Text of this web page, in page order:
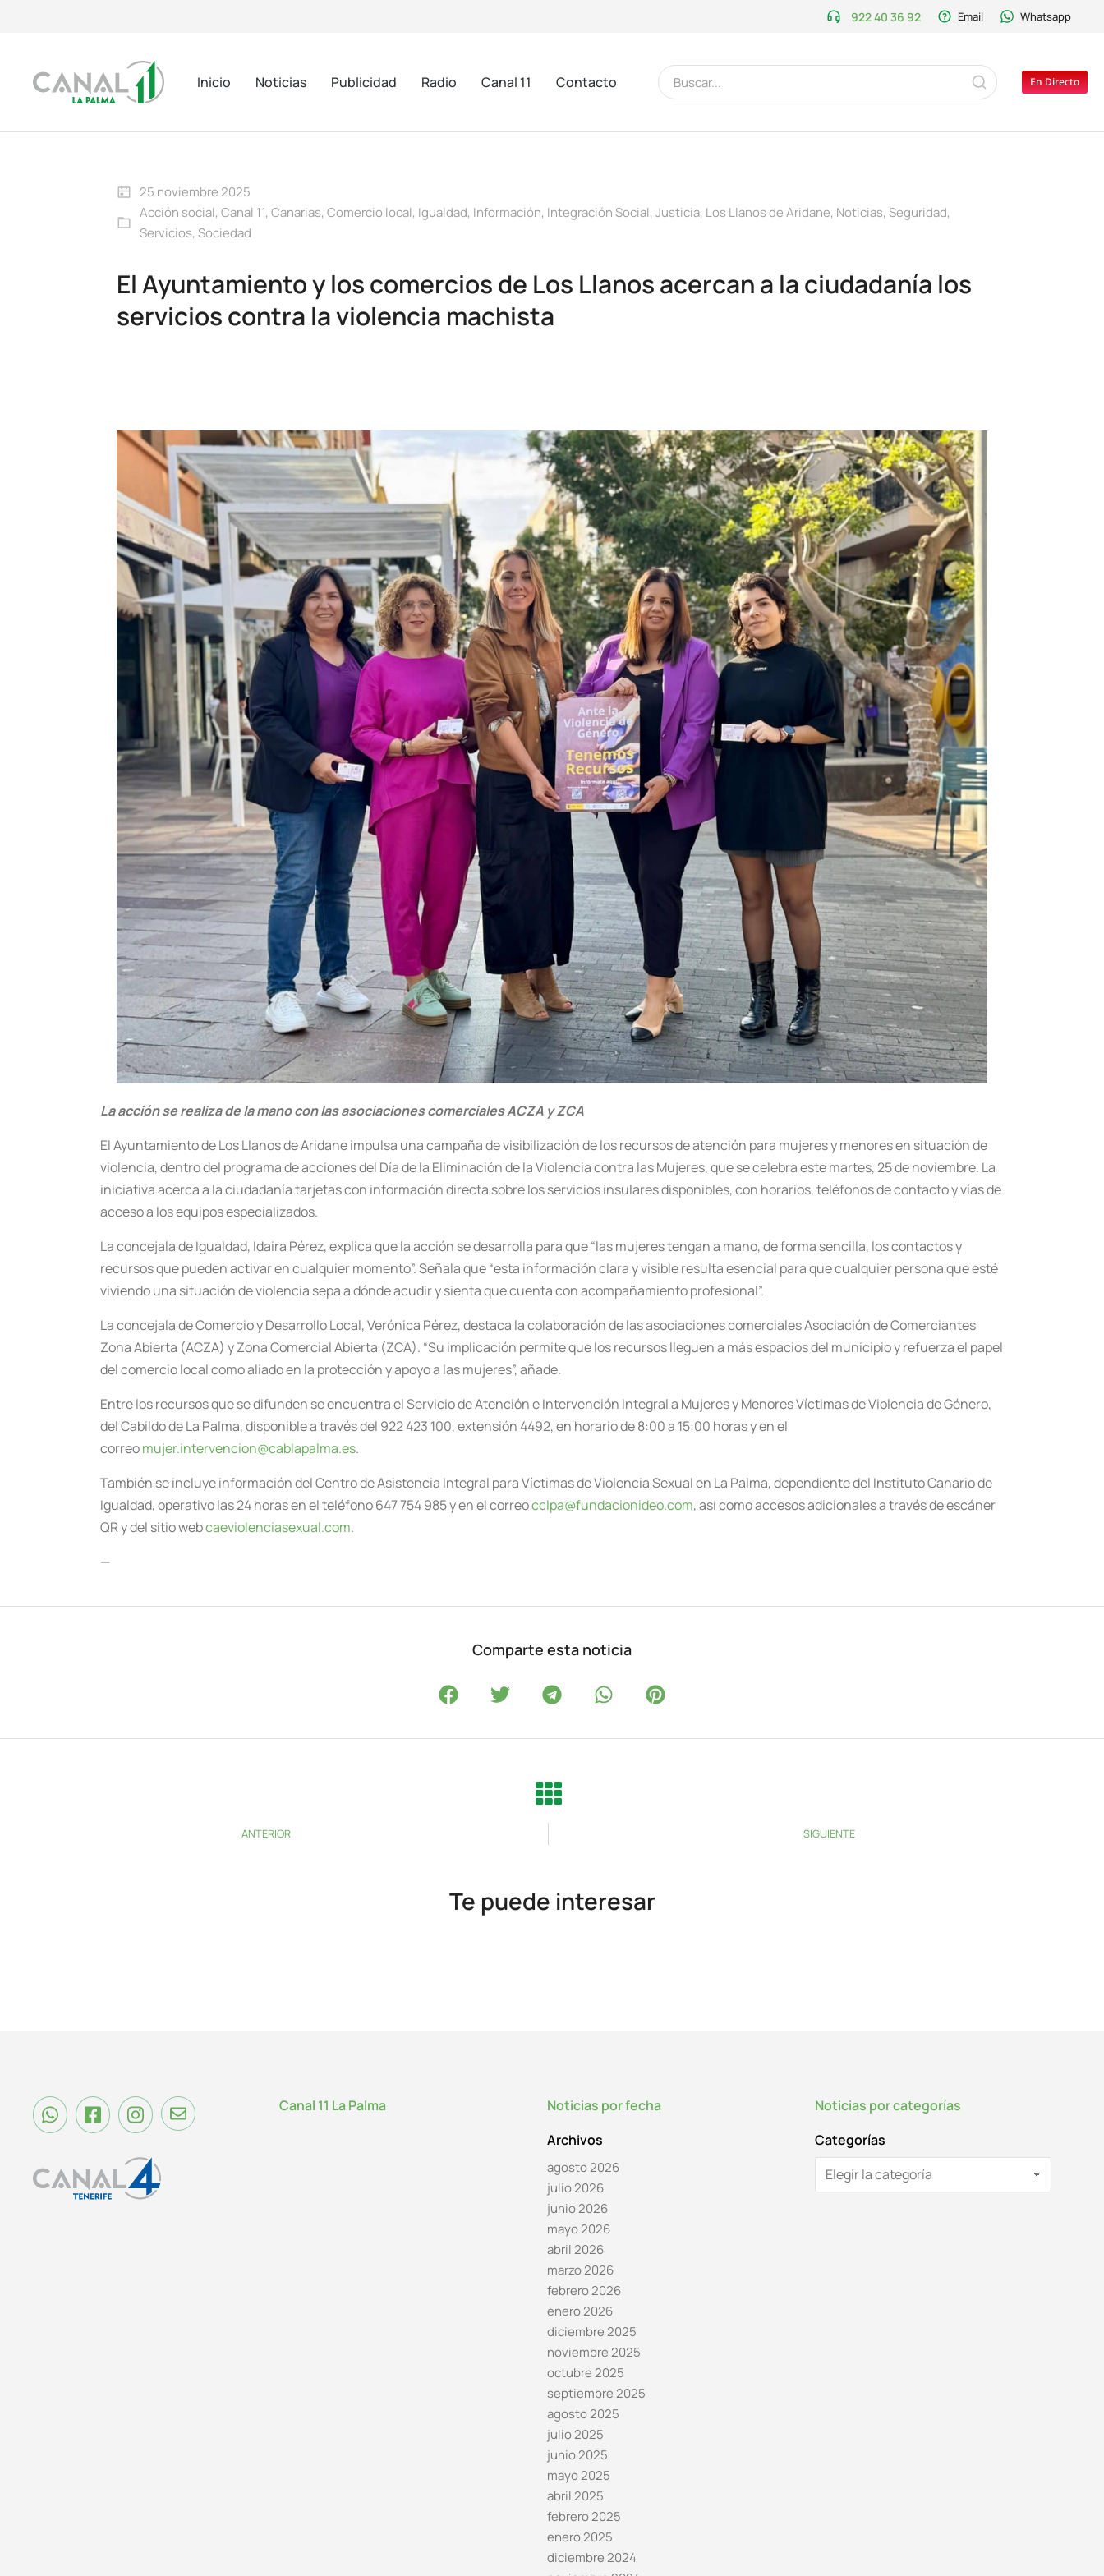
922 40 36 92 Email Whatsapp
Inicio Noticias Publicidad Radio Canal 11 Contacto En Directo
25 noviembre 2025
Acción social, Canal 11, Canarias, Comercio local, Igualdad, Información, Integración Social, Justicia, Los Llanos de Aridane, Noticias, Seguridad,
Servicios, Sociedad
El Ayuntamiento y los comercios de Los Llanos acercan a la ciudadanía los
servicios contra la violencia machista
La acción se realiza de la mano con las asociaciones comerciales ACZA y ZCA
El Ayuntamiento de Los Llanos de Aridane impulsa una campaña de visibilización de los recursos de atención para mujeres y menores en situación de
violencia, dentro del programa de acciones del Día de la Eliminación de la Violencia contra las Mujeres, que se celebra este martes, 25 de noviembre. La
iniciativa acerca a la ciudadanía tarjetas con información directa sobre los servicios insulares disponibles, con horarios, teléfonos de contacto y vías de
acceso a los equipos especializados.
La concejala de Igualdad, Idaira Pérez, explica que la acción se desarrolla para que “las mujeres tengan a mano, de forma sencilla, los contactos y
recursos que pueden activar en cualquier momento”. Señala que “esta información clara y visible resulta esencial para que cualquier persona que esté
viviendo una situación de violencia sepa a dónde acudir y sienta que cuenta con acompañamiento profesional”.
La concejala de Comercio y Desarrollo Local, Verónica Pérez, destaca la colaboración de las asociaciones comerciales Asociación de Comerciantes
Zona Abierta (ACZA) y Zona Comercial Abierta (ZCA). “Su implicación permite que los recursos lleguen a más espacios del municipio y refuerza el papel
del comercio local como aliado en la protección y apoyo a las mujeres”, añade.
Entre los recursos que se difunden se encuentra el Servicio de Atención e Intervención Integral a Mujeres y Menores Víctimas de Violencia de Género,
del Cabildo de La Palma, disponible a través del 922 423 100, extensión 4492, en horario de 8:00 a 15:00 horas y en el
correomujer.intervencion@cablapalma.es.
También se incluye información del Centro de Asistencia Integral para Víctimas de Violencia Sexual en La Palma, dependiente del Instituto Canario de
Igualdad, operativo las 24 horas en el teléfono 647 754 985 y en el correocclpa@fundacionideo.com, así como accesos adicionales a través de escáner
QR y del sitio webcaeviolenciasexual.com.
—
Comparte esta noticia
ANTERIOR SIGUIENTE
Te puede interesar
Canal 11 La Palma
Noticias por fecha
Archivos
agosto 2026
julio 2026
junio 2026
mayo 2026
abril 2026
marzo 2026
febrero 2026
enero 2026
diciembre 2025
noviembre 2025
octubre 2025
septiembre 2025
agosto 2025
julio 2025
junio 2025
mayo 2025
abril 2025
febrero 2025
enero 2025
diciembre 2024
Noticias por categorías
Categorías